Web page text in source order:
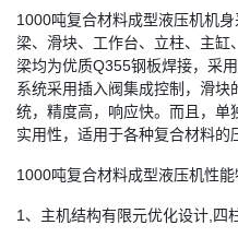
1000吨复合材料成型液压机机
梁、滑块、工作台、立柱、主缸
梁均为优质Q355钢板焊接，采
系统采用插入阀集成控制，滑
统，精度高，响应快。而且，单
实用性，适用于各种复合材料的
1000吨复合材料成型液压机性能
1、主机结构有限元优化设计,四